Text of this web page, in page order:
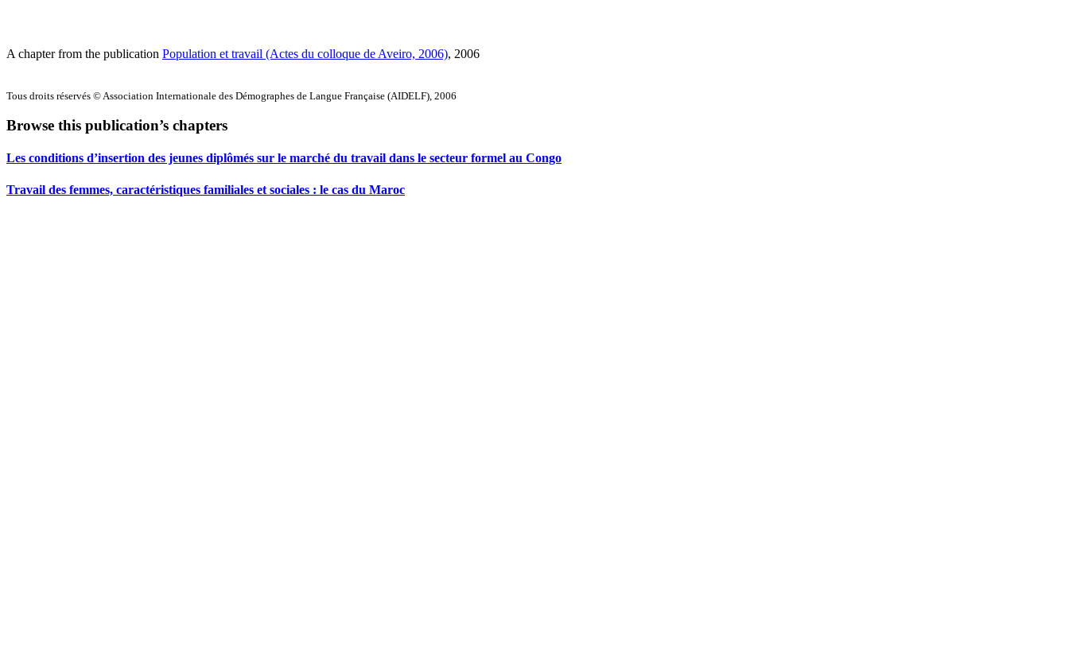
A chapter from the publication Population et travail (Actes du colloque de Aveiro, 2006), 2006
Tous droits réservés © Association Internationale des Démographes de Langue Française (AIDELF), 2006
Browse this publication’s chapters
Les conditions d’insertion des jeunes diplômés sur le marché du travail dans le secteur formel au Congo
Travail des femmes, caractéristiques familiales et sociales : le cas du Maroc